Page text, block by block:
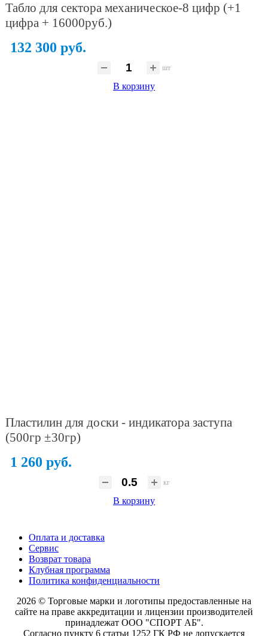
Табло для сектора механическое-8 цифр (+1
цифра + 16000руб.)
132 300 руб.
шт
В корзину
Пластилин для доски - индикатора заступа
(500гр ±30гр)
1 260 руб.
кг
В корзину
Оплата и доставка
Сервис
Возврат товара
Клубная программа
Политика конфиденциальности
2026 © Торговые марки и логотипы предоставленные на
сайте на праве аккредитации и лицензии производителей
принадлежат ООО "СПОРТ АБ".
Согласно пункту 6 статьи 1252 ГК РФ не допускается